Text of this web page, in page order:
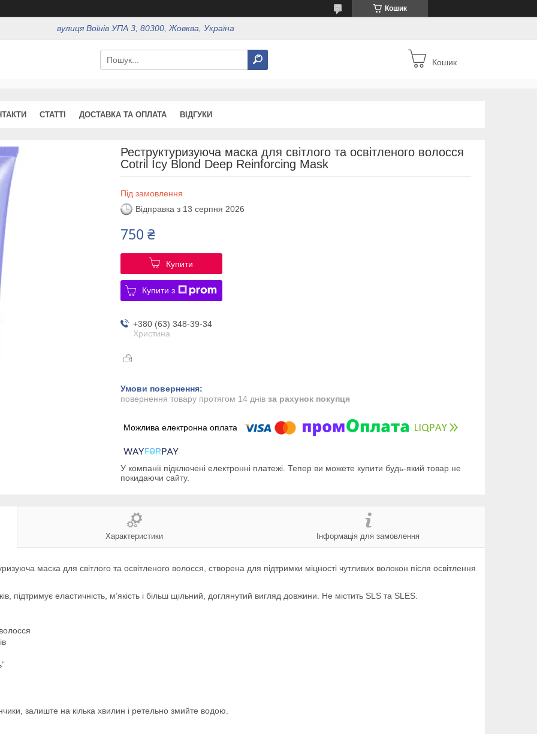
Кошик
вулиця Воїнів УПА 3, 80300, Жовква, Україна
Кошик
СТАТТІ ДОСТАВКА ТА ОПЛАТА ВІДГУКИ
Реструктуризуюча маска для світлого та освітленого волосся
Cotril Icy Blond Deep Reinforcing Mask
Під замовлення
Відправка з 13 серпня 2026
750 ₴
Купити
Купити з
+380 (63) 348-39-34
Христина
повернення товару протягом 14 днів за рахунок покупця
У компанії підключені електронні платежі. Тепер ви можете купити будь-який товар не
покидаючи сайту.
Характеристики Інформація для замовлення
маска для світлого та освітленого волосся, створена для підтримки міцності чутливих волокон після освітлення
підтримує еластичність, м’якість і більш щільний, доглянутий вигляд довжини. Не містить SLS та SLES.
залиште на кілька хвилин і ретельно змийте водою.